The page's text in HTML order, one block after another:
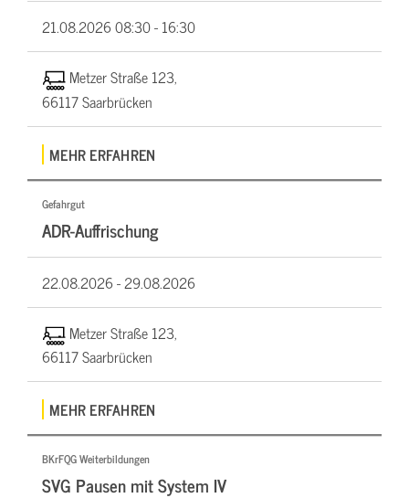
21.08.202608:30 - 16:30
Metzer Straße 123,
66117 Saarbrücken
MEHR ERFAHREN
Gefahrgut
ADR-Auffrischung
22.08.2026 -29.08.2026
Metzer Straße 123,
66117 Saarbrücken
MEHR ERFAHREN
BKrFQG Weiterbildungen
SVG Pausen mit System IV